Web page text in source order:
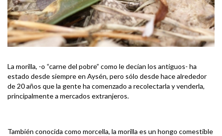
La morilla, -o “carne del pobre” como le decían los antiguos- ha
estado desde siempre en Aysén, pero sólo desde hace alrededor
de 20 años que la gente ha comenzado a recolectarla y venderla,
principalmente a mercados extranjeros.
También conocida como morcella, la morilla es un hongo comestible